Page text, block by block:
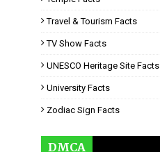
Travel & Tourism Facts
TV Show Facts
UNESCO Heritage Site Facts
University Facts
Zodiac Sign Facts
DMCA